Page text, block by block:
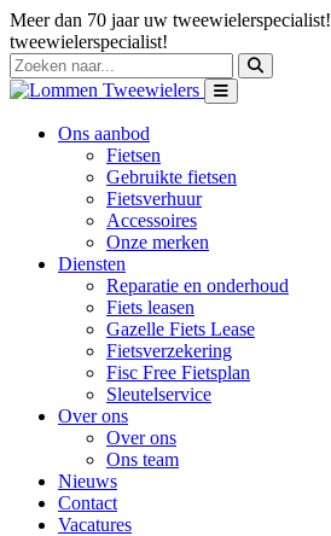
Meer dan 70 jaar uw tweewielerspecialist!
tweewielerspecialist!
Ons aanbod
Fietsen
Gebruikte fietsen
Fietsverhuur
Accessoires
Onze merken
Diensten
Reparatie en onderhoud
Fiets leasen
Gazelle Fiets Lease
Fietsverzekering
Fisc Free Fietsplan
Sleutelservice
Over ons
Over ons
Ons team
Nieuws
Contact
Vacatures